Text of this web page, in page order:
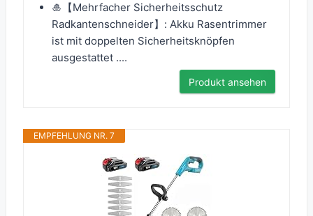
🎍【Mehrfacher Sicherheitsschutz
Radkantenschneider】: Akku Rasentrimmer
ist mit doppelten Sicherheitsknöpfen
ausgestattet ....
Produkt ansehen
EMPFEHLUNG NR. 7